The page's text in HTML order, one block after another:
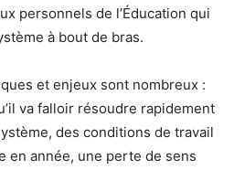
personnels de l’Éducation qui
à bout de bras.
et enjeux sont nombreux :
va falloir résoudre rapidement
des conditions de travail
en année, une perte de sens